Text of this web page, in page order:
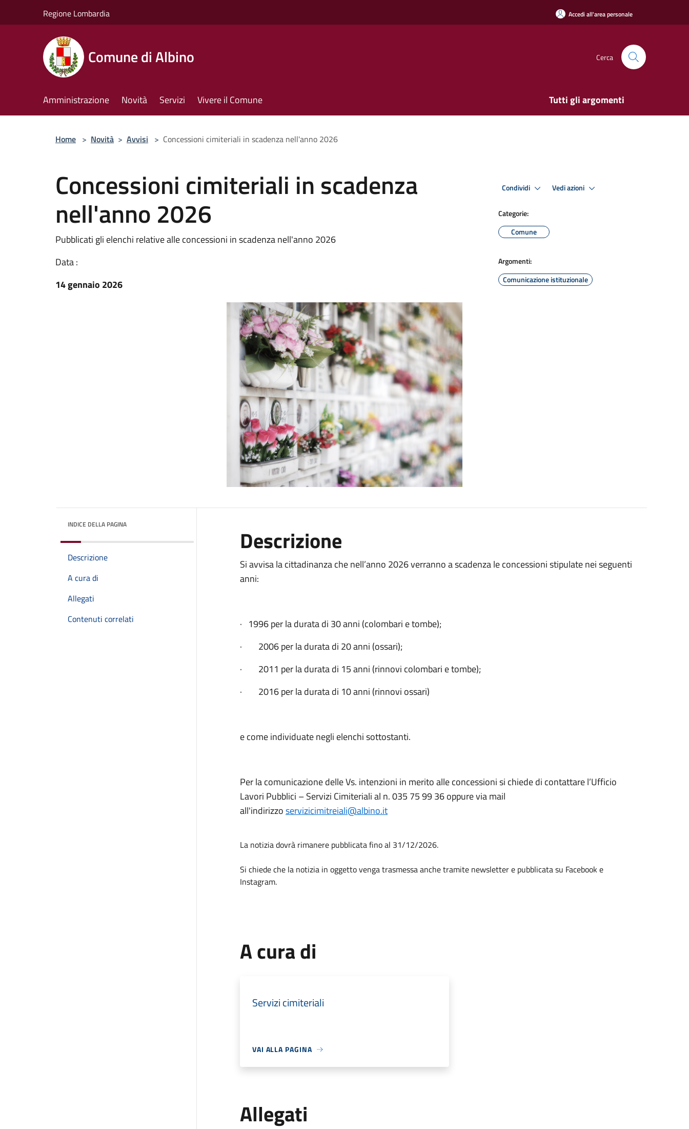
Regione Lombardia Accedi all'area personale
Comune di Albino Cerca
Amministrazione Novità Servizi Vivere il Comune Tutti gli argomenti
Home > Novità > Avvisi > Concessioni cimiteriali in scadenza nell'anno 2026
Concessioni cimiteriali in scadenza
nell'anno 2026
Pubblicati gli elenchi relative alle concessioni in scadenza nell'anno 2026
Data :
14 gennaio 2026
Condividi Vedi azioni
Categorie:
Comune
Argomenti:
Comunicazione istituzionale
INDICE DELLA PAGINA
Descrizione
A cura di
Allegati
Contenuti correlati
Descrizione
Si avvisa la cittadinanza che nell’anno 2026 verranno a scadenza le concessioni stipulate nei seguenti
anni:
· 1996 per la durata di 30 anni (colombari e tombe);
· 2006 per la durata di 20 anni (ossari);
· 2011 per la durata di 15 anni (rinnovi colombari e tombe);
· 2016 per la durata di 10 anni (rinnovi ossari)
e come individuate negli elenchi sottostanti.
Per la comunicazione delle Vs. intenzioni in merito alle concessioni si chiede di contattare l’Ufficio
Lavori Pubblici – Servizi Cimiteriali al n. 035 75 99 36 oppure via mail
all'indirizzoservizicimitreiali@albino.it
La notizia dovrà rimanere pubblicata fino al 31/12/2026.
Si chiede che la notizia in oggetto venga trasmessa anche tramite newsletter e pubblicata su Facebook e
Instagram.
A cura di
Servizi cimiteriali
VAI ALLA PAGINA
Allegati